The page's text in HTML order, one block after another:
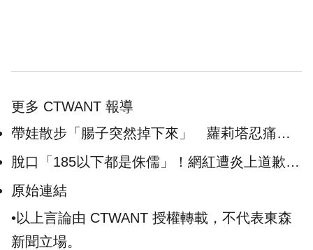
更多 CTWANT 報導
帶娃散步「腸子突然掉下來」 蘿莉塔忍痛回
家才自救
脫口「185以下都是侏儒」！網紅遭炎上道歉：
我嘴秋活該被罵
原始連結
•以上言論由 CTWANT 授權轉載，不代表東森
新聞立場。